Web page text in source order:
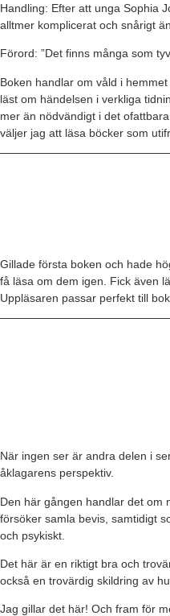
Handling: Efter att unga Sophia
alltmer komplicerat och snårigt
Förord: ”Det finns många som
Boken handlar om våld i
läst om händelsen i verkliga
mer än nödvändigt i det
väljer jag att läsa böcker som
Gillade första boken och hade
få läsa om dem igen. Fick även
Uppläsaren passar perfekt till
När ingen ser är andra delen i
åklagarens perspektiv.
Den här gången handlar det om
försöker samla bevis, samtidigt
och psykiskt.
Det här är en riktigt bra och
också en trovärdig skildring av
Jag gillar det här! Och fram för